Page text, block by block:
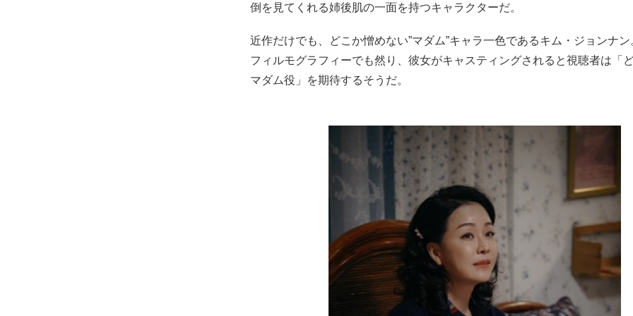
倒を見てくれる姉後肌の一面を持つキャラクターだ。
近作だけでも、どこか憎めない”マダム”キャラ一色であるキム・ジョンナ
フィルモグラフィーでも然り、彼女がキャスティングされると視聴者は「
マダム役」を期待するそうだ。